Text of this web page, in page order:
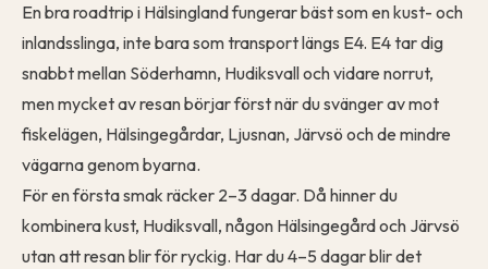
En bra roadtrip i Hälsingland fungerar bäst som en kust- och
inlandsslinga, inte bara som transport längs E4. E4 tar dig
snabbt mellan Söderhamn, Hudiksvall och vidare norrut,
men mycket av resan börjar först när du svänger av mot
fiskelägen, Hälsingegårdar, Ljusnan, Järvsö och de mindre
vägarna genom byarna.
För en första smak räcker 2–3 dagar. Då hinner du
kombinera kust, Hudiksvall, någon Hälsingegård och Järvsö
utan att resan blir för ryckig. Har du 4–5 dagar blir det